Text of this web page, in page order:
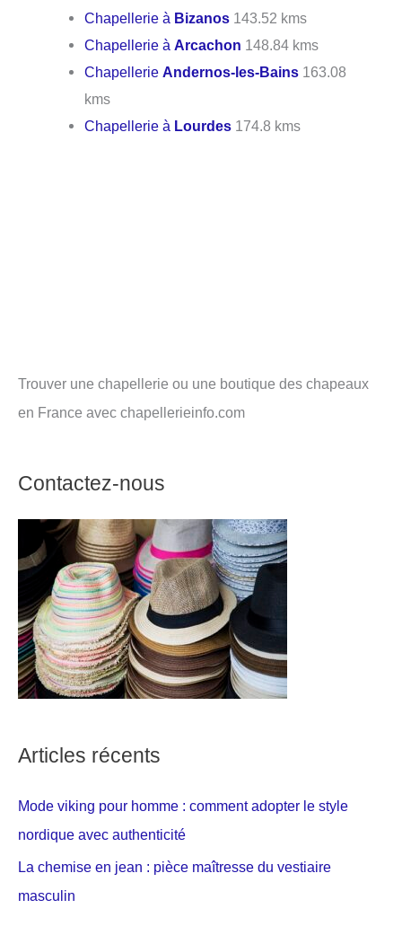
Chapellerie à Bizanos 143.52 kms
Chapellerie àArcachon 148.84 kms
ChapellerieAndernos-les-Bains 163.08
kms
Chapellerie à Lourdes 174.8 kms
Trouver une chapellerie ou une boutique des chapeaux
en France avec chapellerieinfo.com
Contactez-nous
Articles récents
Mode viking pour homme : comment adopter le style
nordique avec authenticité
La chemise en jean : pièce maîtresse du vestiaire
masculin